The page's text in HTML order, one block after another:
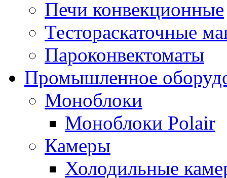
Печи конвекционные
Тестораскаточные
Пароконвектоматы
Промышленное
Моноблоки
Моноблоки Polair
Камеры
Холодильные